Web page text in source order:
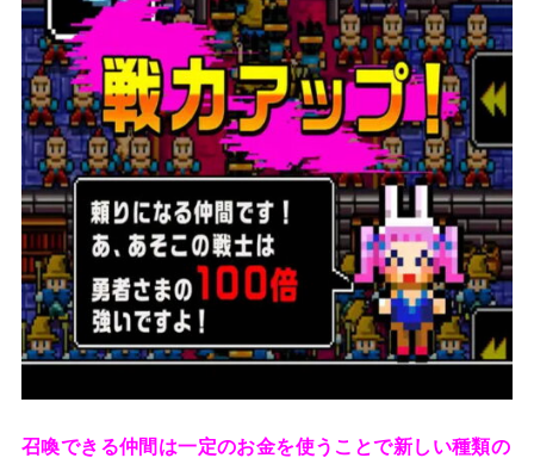
召喚できる仲間は一定のお金を使うことで新しい種類の